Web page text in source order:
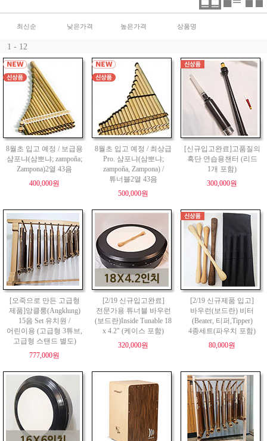
최신순 낮은가격 높은가격 상품명
1 - 12
8월초 입고 예정 / 보급용
샴포냐(삼뽀냐; zampoña;
Zampona)2열 43음
400,000원
8월초 입고 예정 / 최상급
Pro. 샴포냐(삼뽀냐;
zampoña, Zampona) /
튜너블2열 43음
500,000원
[신규입고완료]고품질의
흑단 연습용챈터 (리드
1개 포함)
300,000원
[오죽으로 만든 고급형
제품]앙클룽(Angklung)
15음 Set 유치원 /
어린이용 (고급형 3튜브,
고급형 스탠드 별도)
777,000원
[2/19 신규입고완료]
전문가용 튜너블 바우런
(보드란)Inside Tunable 18
x 4.2" (케이스 포함)
320,000원
[2/19 신규제품 입고]
바우런(보드란) 비터
(Beater, 티퍼,Tipper)
4종세트(파우치 포함)
80,000원